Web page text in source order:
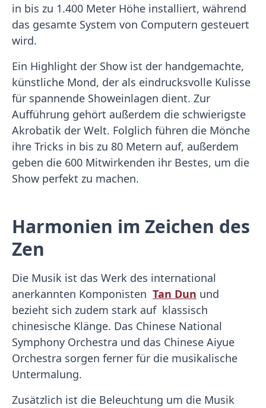
in bis zu 1.400 Meter Höhe installiert, während
das gesamte System von Computern gesteuert
wird.
Ein Highlight der Show ist der handgemachte,
künstliche Mond, der als eindrucksvolle Kulisse
für spannende Showeinlagen dient. Zur
Aufführung gehört außerdem die schwierigste
Akrobatik der Welt. Folglich führen die Mönche
ihre Tricks in bis zu 80 Metern auf, außerdem
geben die 600 Mitwirkenden ihr Bestes, um die
Show perfekt zu machen.
Harmonien im Zeichen des
Zen
Die Musik ist das Werk des international
anerkannten Komponisten Tan Dun und
bezieht sich zudem stark auf klassisch
chinesische Klänge. Das Chinese National
Symphony Orchestra und das Chinese Aiyue
Orchestra sorgen ferner für die musikalische
Untermalung.
Zusätzlich ist die Beleuchtung um die Musik